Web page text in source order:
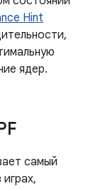
Hint
ядер.
самый